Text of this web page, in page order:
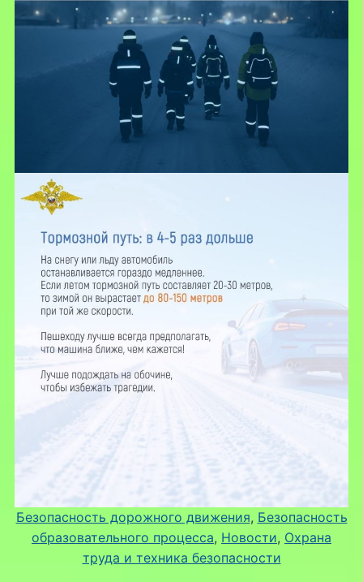
Безопасность дорожного движения, Безопасность
образовательного процесса, Новости, Охрана
труда и техника безопасности